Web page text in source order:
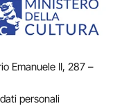
Emanuele II, 287 –
personali